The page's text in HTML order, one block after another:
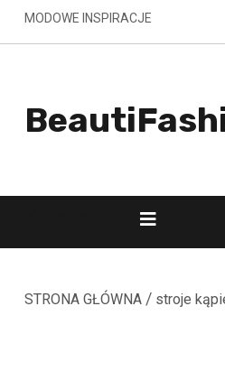
Skip
to
MODOWE INSPIRACJE
STRONA GŁÓWNA/ stroje